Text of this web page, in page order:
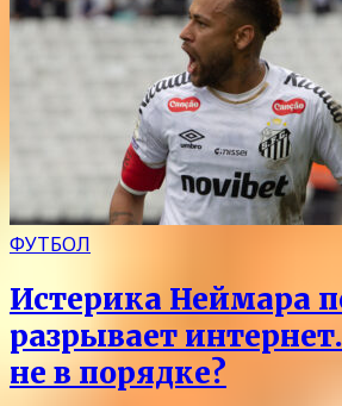
ФУТБОЛ
Истерика Неймара
разрывает
не в порядке?